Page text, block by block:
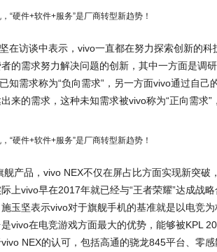
在访谈中表示，vivo一直都在努力探索创新的
的需求努力解决问题的创新，其中一方面是调
知需求称为“负向需求”，另一方面vivo通过自己
来的需求，这种未知需求被vivo称为“正向需求
舰产品，vivo NEX不仅在屏占比方面实现新突破
上vivo早在2017年就已经与“王者荣耀”达成战
玉坚表示vivo对于旗舰手机的基准就是以电竞
vivo在电竞游戏方面最大的优势，能够被KPL
NEX的认可，包括高通的骁龙845平台、零